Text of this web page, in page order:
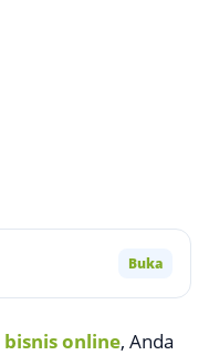
Buka
bisnis online, Anda